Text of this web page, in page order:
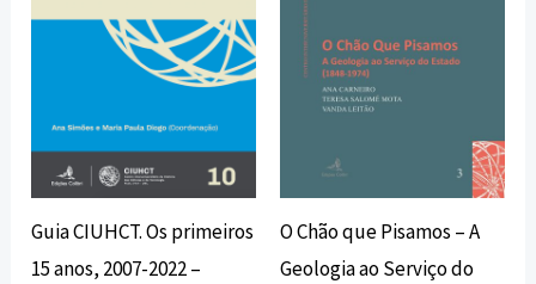
Guia CIUHCT. Os primeiros
15 anos, 2007-2022 –
O Chão que Pisamos – A
Geologia ao Serviço do